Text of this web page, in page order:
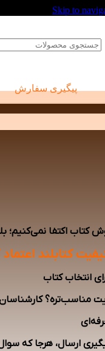
Skip to
پیگیری سفارش
کتاب اکتفا
کتابلند
انتخاب کتاب
مناسب‌تره؟
ارسال، هرجا که